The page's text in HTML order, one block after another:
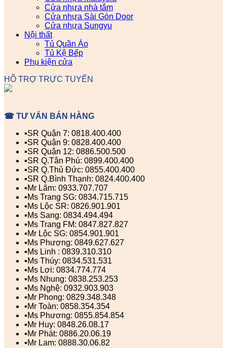
Cửa nhựa nhà tắm
Cửa nhựa Sài Gòn Door
Cửa nhựa Sungyu
Nội thất
Tủ Quần Áo
Tủ Kệ Bếp
Phụ kiện cửa
HỖ TRỢ TRỰC TUYẾN
☎ TƯ VẤN BÁN HÀNG
▪️SR Quận 7: 0818.400.400
▪️SR Quận 9: 0828.400.400
▪️SR Quận 12: 0886.500.500
▪️SR Q.Tân Phú: 0899.400.400
▪️SR Q.Thủ Đức: 0855.400.400
▪️SR Q.Bình Thạnh: 0824.400.400
▪️Mr Lãm: 0933.707.707
▪️Ms Trang SG: 0834.715.715
▪️Ms Lộc SR: 0826.901.901
▪️Ms Sang: 0834.494.494
▪️Ms Trang FM: 0847.827.827
▪️Mr Lộc SG: 0854.901.901
▪️Ms Phượng: 0849.627.627
▪️Ms Linh : 0839.310.310
▪️Ms Thúy: 0834.531.531
▪️Ms Lợi: 0834.774.774
▪️Ms Nhung: 0838.253.253
▪️Ms Nghệ: 0932.903.903
▪️Mr Phong: 0829.348.348
▪️Mr Toàn: 0858.354.354
▪️Ms Phương: 0855.854.854
▪️Mr Huy: 0848.26.08.17
▪️Mr Phát: 0886.20.06.19
▪️Mr Lam: 0888.30.06.82